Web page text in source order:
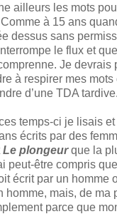
ailleurs les mots
à 15 ans
dessus sans
le flux et
Je devrais
à respirer mes
d’une TDA tardive.
temps-ci je lisais et
écrits par des
Le plongeurque la
peut-être compris
écrit par un homme
homme, mais, de ma
parce que